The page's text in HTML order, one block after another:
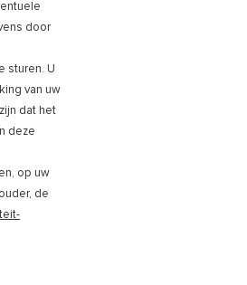
door
sturen. U
van uw
dat het
deze
op uw
de